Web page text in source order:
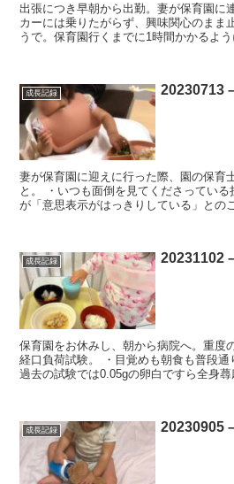
出張につき早朝から出勤。妻が保育園に
カーには乗りたがらず、興味関心のまま
うで。保育園行くまでに1時間かかるよ
成長記録 20230713
妻が保育園に迎えに行った際、園の保育
と。 ・いつも面倒を見てくださってい
が「意思表示がはっきりしている」との
成長記録 20231102
保育園をお休みし、朝から病院へ。重度
経口負荷試験。 ・目覚めも朝食も普段通
過去の試験では0.05gの卵白ですら全身蕁
成長記録 20230905